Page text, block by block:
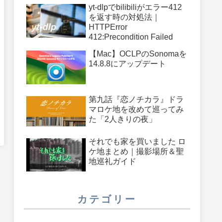
yt-dlpでbilibiliがエラー412
を返す時の対処法｜
HTTPError
412:Precondition Failed
【Mac】OCLPのSonomaを
14.8.8にアップデート
第九話『恋ノチカラ』ドラ
マロケ地を改めて巡ってみ
た「2人きりの夜」
それでも家を買いました ロ
ケ地まとめ｜撮影場所＆聖
地巡礼ガイド
カテゴリー